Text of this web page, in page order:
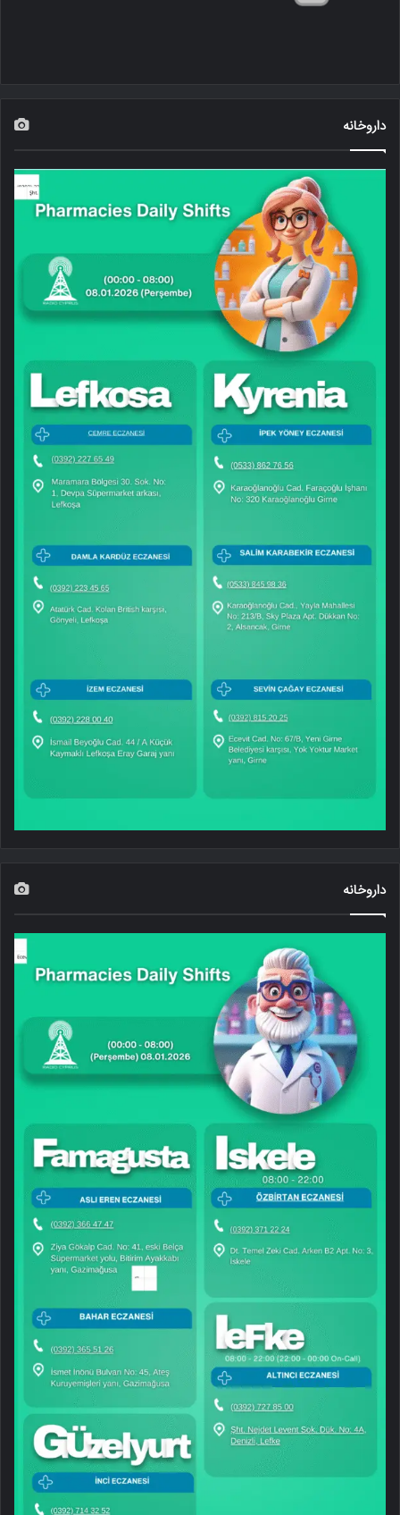
داروخانه
داروخانه